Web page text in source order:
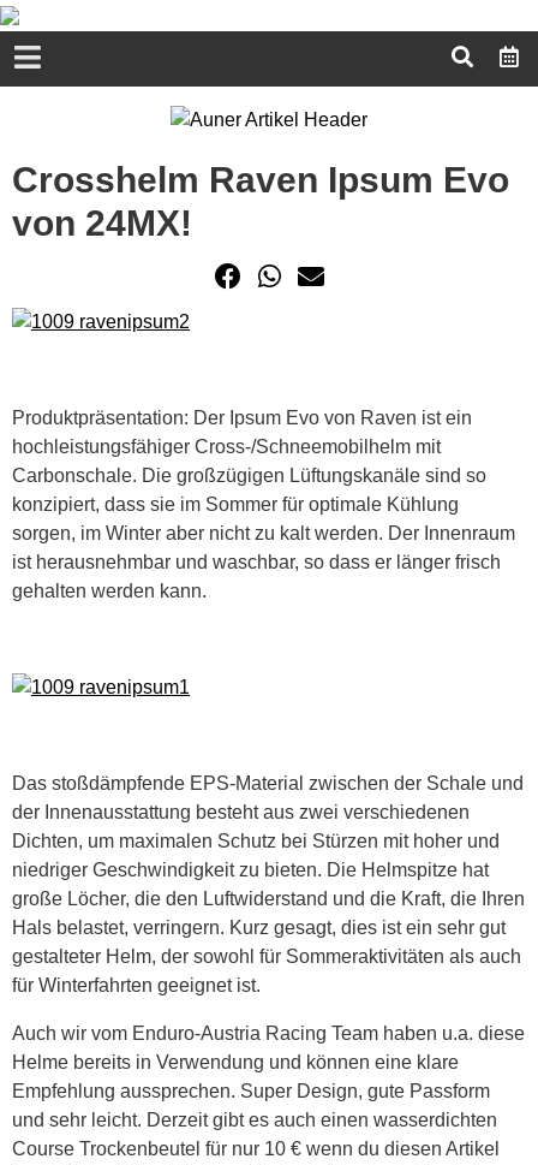
Crosshelm Raven Ipsum Evo
von 24MX!
Produktpräsentation: Der Ipsum Evo von Raven ist ein
hochleistungsfähiger Cross-/Schneemobilhelm mit
Carbonschale. Die großzügigen Lüftungskanäle sind so
konzipiert, dass sie im Sommer für optimale Kühlung
sorgen, im Winter aber nicht zu kalt werden. Der Innenraum
ist herausnehmbar und waschbar, so dass er länger frisch
gehalten werden kann.
Das stoßdämpfende EPS-Material zwischen der Schale und
der Innenausstattung besteht aus zwei verschiedenen
Dichten, um maximalen Schutz bei Stürzen mit hoher und
niedriger Geschwindigkeit zu bieten. Die Helmspitze hat
große Löcher, die den Luftwiderstand und die Kraft, die Ihren
Hals belastet, verringern. Kurz gesagt, dies ist ein sehr gut
gestalteter Helm, der sowohl für Sommeraktivitäten als auch
für Winterfahrten geeignet ist.
Auch wir vom Enduro-Austria Racing Team haben u.a. diese
Helme bereits in Verwendung und können eine klare
Empfehlung aussprechen. Super Design, gute Passform
und sehr leicht. Derzeit gibt es auch einen wasserdichten
Course Trockenbeutel für nur 10 € wenn du diesen Artikel